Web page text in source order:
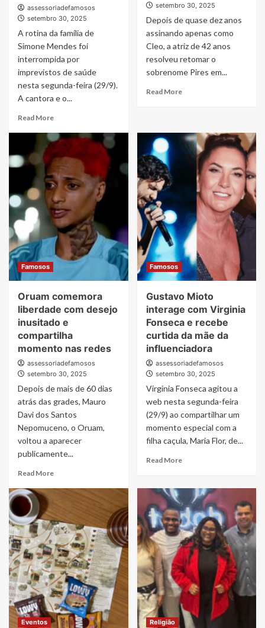
assessoriadefamosos
setembro 30, 2025
A rotina da família de
Simone Mendes foi
interrompida por
imprevistos de saúde
nesta segunda-feira (29/9).
A cantora e o...
Read MoreRead
about
Mendes
e
Kaká
Diniz
passam
por
atendimentos
médicos
no
mesmo
setembro 30, 2025
Depois de quase dez anos
assinando apenas como
Cleo, a atriz de 42 anos
resolveu retomar o
sobrenome Pires em...
Read MoreRead
explica
decisão
voltar
sobrenome
da
mãe,
Gloria
Pires
Famosos
Oruam comemora
liberdade com desejo
inusitado e
compartilha
momento nas redes
assessoriadefamosos
setembro 30, 2025
Depois de mais de 60 dias
atrás das grades, Mauro
Davi dos Santos
Nepomuceno, o Oruam,
voltou a aparecer
publicamente...
Read MoreRead
comemora
liberdade
com
desejo
inusitado
e
compartilha
momento
nas
redes
Famosos
Gustavo Mioto
interage com Virginia
Fonseca e recebe
curtida da mãe da
influenciadora
assessoriadefamosos
setembro 30, 2025
Virginia Fonseca agitou a
web nesta segunda-feira
(29/9) ao compartilhar um
momento especial com a
filha caçula, Maria Flor, de...
Read MoreRead
Gustavo
Mioto
interage
com
Virginia
Fonseca
e
recebe
curtida
da
mãe
da
Eventos Religião